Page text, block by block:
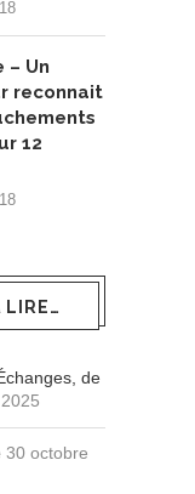
Un
reconnait
12
LIRE…
de
30 octobre